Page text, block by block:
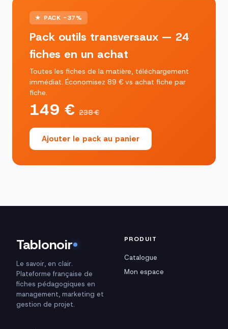
★ PACK -37%
Pack outils transversaux — 24
fiches en un achat
Toutes les fiches de la matière, téléchargement
immédiat. Économisez 89 € vs achat fiche par
fiche.
149 € 238 €
Ajouter le pack au panier
Tablonoir
Le savoir, en clair.
Plateforme française de
fiches pédagogiques en
management, marketing et
gestion de projet.
PRODUIT
Catalogue
Mon espace